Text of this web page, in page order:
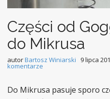
Części od
do Mikrusa
autorBartosz Winiarski 9 lipca
komentarze
Do Mikrusa pasuje sporo